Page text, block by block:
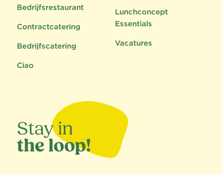
Bedrijfsrestaurant
Contractcatering
Bedrijfscatering
Ciao
Lunchconcept
Essentials
Vacatures